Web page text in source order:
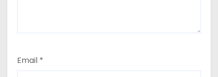
Email *